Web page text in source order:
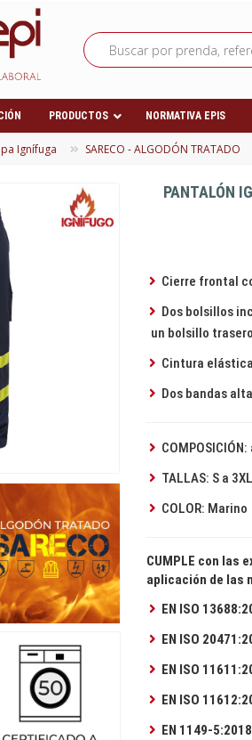
PRODUCTOS NORMATIVA EPIS
Ignífuga SARECO - ALGODÓN TRATADO
PANTALÓN
Cierre frontal
Dos bolsillos
un bolsillo
Cintura
Dos bandas
TALLAS: S a
COLOR: Marino
CUMPLE con las
aplicación de las
EN ISO
EN ISO
EN ISO
EN ISO
EN 1149-5:2018